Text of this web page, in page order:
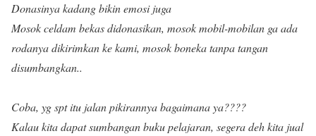
Donasinya kadang bikin emosi juga
Mosok celdam bekas didonasikan, mosok mobil-mobilan ga ada
rodanya dikirimkan ke kami, mosok boneka tanpa tangan
disumbangkan..
Coba, yg spt itu jalan pikirannya bagaimana ya????
Kalau kita dapat sumbangan buku pelajaran, segera deh kita jual